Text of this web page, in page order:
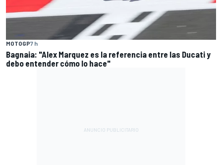
MOTOGP7 h
Bagnaia: "Alex Marquez es la referencia entre las Ducati y
debo entender cómo lo hace"